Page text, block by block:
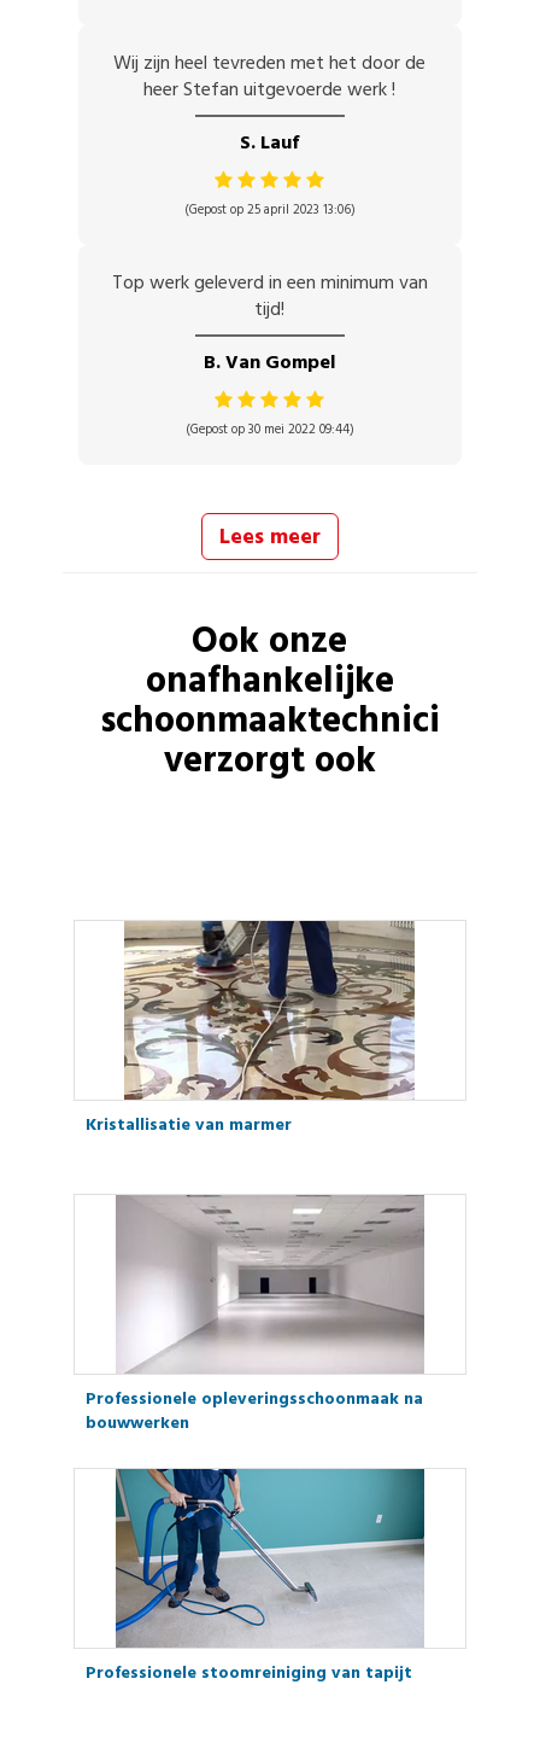
Wij zijn heel tevreden met het door de
heer Stefan uitgevoerde werk !
S. Lauf
(Gepost op 25 april 2023 13:06)
Top werk geleverd in een minimum van
tijd!
B. Van Gompel
(Gepost op 30 mei 2022 09:44)
Lees meer
Ook onze
onafhankelijke
schoonmaaktechnici
verzorgt ook
Kristallisatie van marmer
Professionele opleveringsschoonmaak na
bouwwerken
Professionele stoomreiniging van tapijt